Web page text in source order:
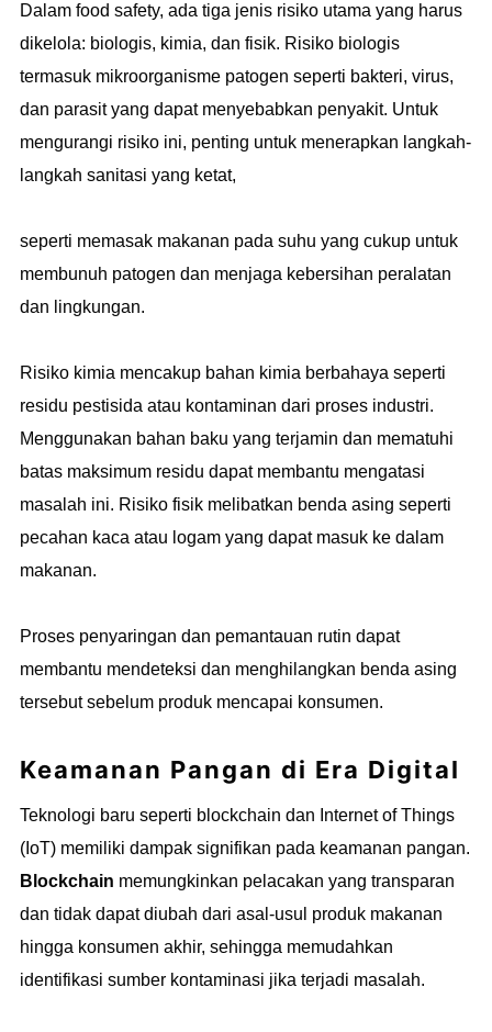
Dalam food safety, ada tiga jenis risiko utama yang harus
dikelola: biologis, kimia, dan fisik. Risiko biologis
termasuk mikroorganisme patogen seperti bakteri, virus,
dan parasit yang dapat menyebabkan penyakit. Untuk
mengurangi risiko ini, penting untuk menerapkan langkah-
langkah sanitasi yang ketat,
seperti memasak makanan pada suhu yang cukup untuk
membunuh patogen dan menjaga kebersihan peralatan
dan lingkungan.
Risiko kimia mencakup bahan kimia berbahaya seperti
residu pestisida atau kontaminan dari proses industri.
Menggunakan bahan baku yang terjamin dan mematuhi
batas maksimum residu dapat membantu mengatasi
masalah ini. Risiko fisik melibatkan benda asing seperti
pecahan kaca atau logam yang dapat masuk ke dalam
makanan.
Proses penyaringan dan pemantauan rutin dapat
membantu mendeteksi dan menghilangkan benda asing
tersebut sebelum produk mencapai konsumen.
Keamanan Pangan di Era Digital
Teknologi baru seperti blockchain dan Internet of Things
(IoT) memiliki dampak signifikan pada keamanan pangan.
Blockchain memungkinkan pelacakan yang transparan
dan tidak dapat diubah dari asal-usul produk makanan
hingga konsumen akhir, sehingga memudahkan
identifikasi sumber kontaminasi jika terjadi masalah.